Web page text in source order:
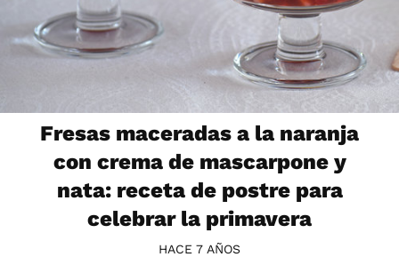
Fresas maceradas a la naranja
con crema de mascarpone y
nata: receta de postre para
celebrar la primavera
HACE 7 AÑOS